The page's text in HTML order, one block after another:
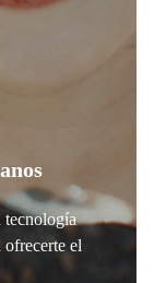
tecnología
ofrecerte el